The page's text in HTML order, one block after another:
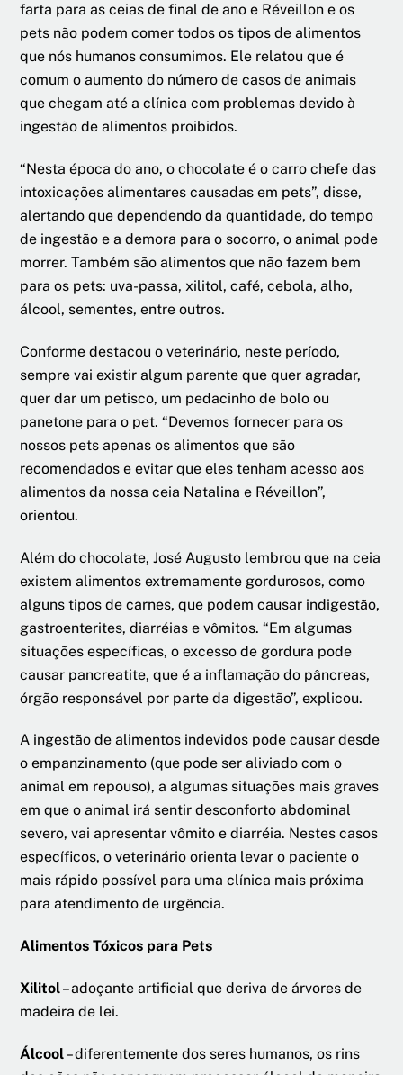
farta para as ceias de final de ano e Réveillon e os
pets não podem comer todos os tipos de alimentos
que nós humanos consumimos. Ele relatou que é
comum o aumento do número de casos de animais
que chegam até a clínica com problemas devido à
ingestão de alimentos proibidos.
“Nesta época do ano, o chocolate é o carro chefe das
intoxicações alimentares causadas em pets”, disse,
alertando que dependendo da quantidade, do tempo
de ingestão e a demora para o socorro, o animal pode
morrer. Também são alimentos que não fazem bem
para os pets: uva-passa, xilitol, café, cebola, alho,
álcool, sementes, entre outros.
Conforme destacou o veterinário, neste período,
sempre vai existir algum parente que quer agradar,
quer dar um petisco, um pedacinho de bolo ou
panetone para o pet. “Devemos fornecer para os
nossos pets apenas os alimentos que são
recomendados e evitar que eles tenham acesso aos
alimentos da nossa ceia Natalina e Réveillon”,
orientou.
Além do chocolate, José Augusto lembrou que na ceia
existem alimentos extremamente gordurosos, como
alguns tipos de carnes, que podem causar indigestão,
gastroenterites, diarréias e vômitos. “Em algumas
situações específicas, o excesso de gordura pode
causar pancreatite, que é a inflamação do pâncreas,
órgão responsável por parte da digestão”, explicou.
A ingestão de alimentos indevidos pode causar desde
o empanzinamento (que pode ser aliviado com o
animal em repouso), a algumas situações mais graves
em que o animal irá sentir desconforto abdominal
severo, vai apresentar vômito e diarréia. Nestes casos
específicos, o veterinário orienta levar o paciente o
mais rápido possível para uma clínica mais próxima
para atendimento de urgência.
Alimentos Tóxicos para Pets
Xilitol– adoçante artificial que deriva de árvores de
madeira de lei.
Álcool– diferentemente dos seres humanos, os rins